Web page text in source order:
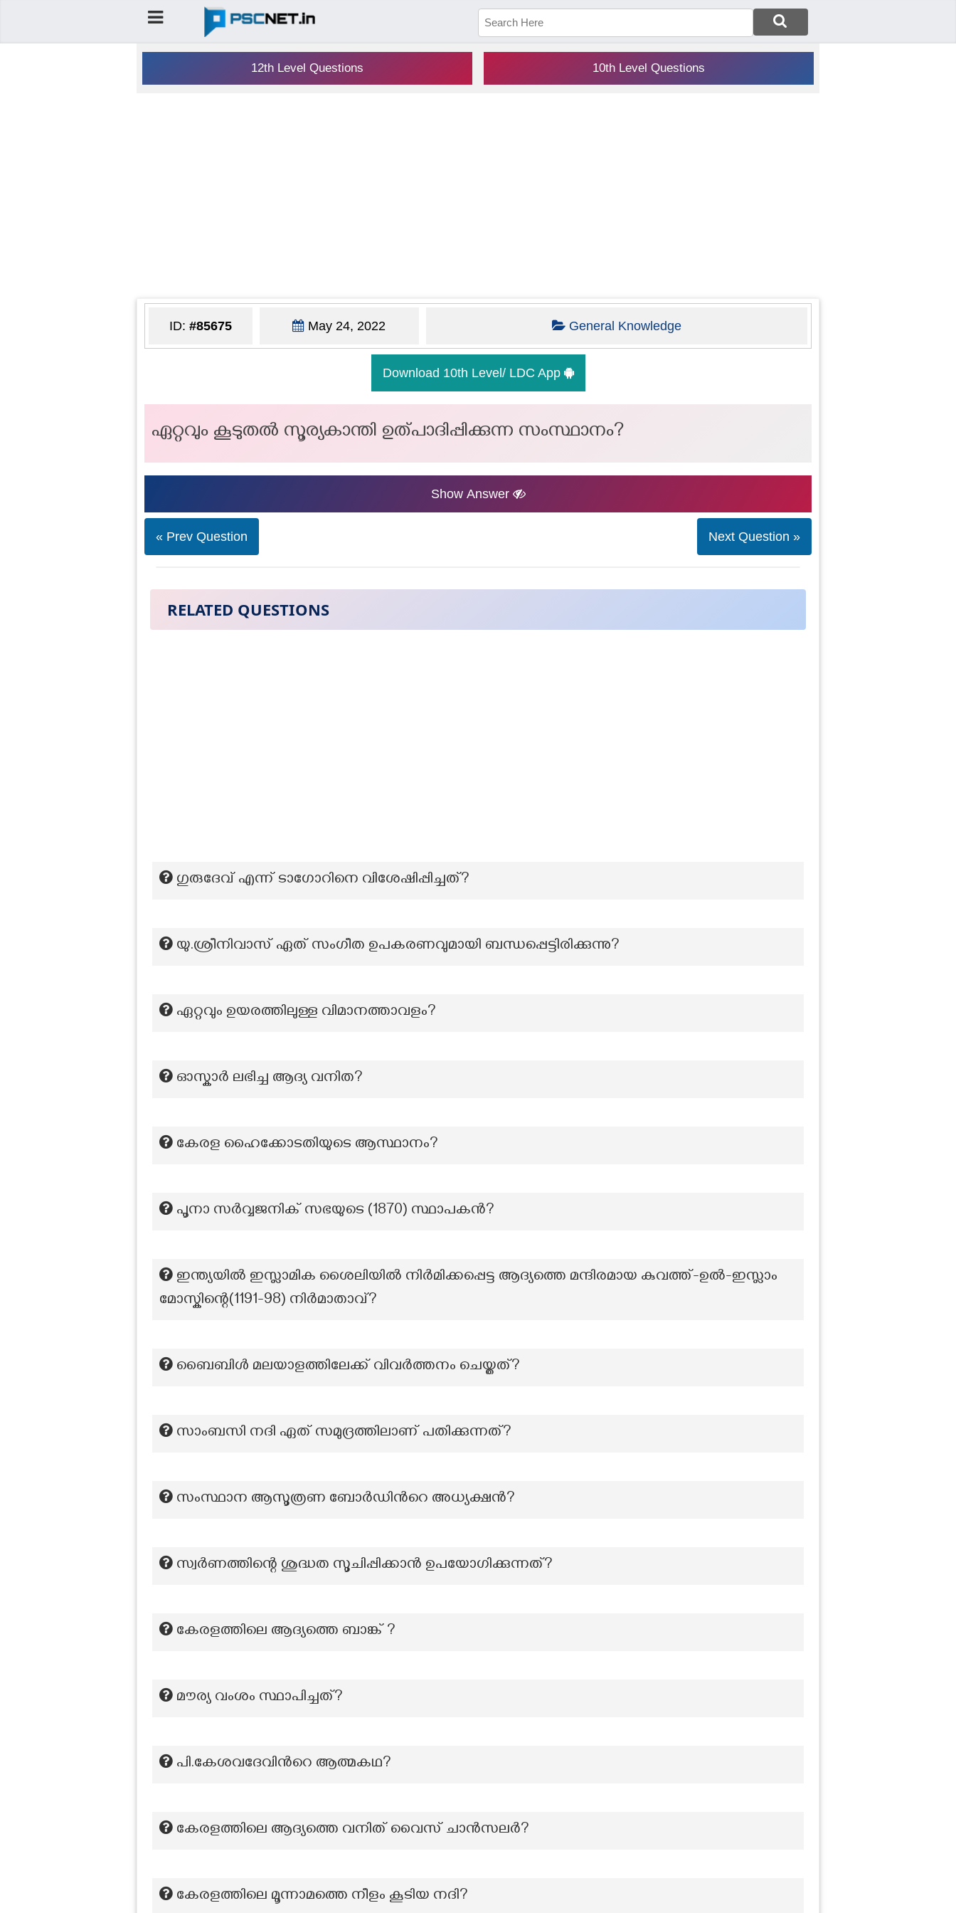
12th Level Questions 10th Level Questions
ID: #85675 May 24, 2022 General Knowledge
Download 10th Level/ LDC App
ഏറ്റവും കൂടുതൽ സൂര്യകാന്തി ഉത്പാദിപ്പിക്കുന്ന സംസ്ഥാനം?
Show Answer
« Prev Question Next Question »
RELATED QUESTIONS
ഗുരുദേവ് എന്ന് ടാഗോറിനെ വിശേഷിപ്പിച്ചത്?
യു.ശ്രീനിവാസ് ഏത് സംഗീത ഉപകരണവുമായി ബന്ധപ്പെട്ടിരിക്കുന്നു?
ഏറ്റവും ഉയരത്തിലുള്ള വിമാനത്താവളം?
ഓസ്കാർ ലഭിച്ച ആദ്യ വനിത?
കേരള ഹൈക്കോടതിയുടെ ആസ്ഥാനം?
പൂനാ സർവ്വജനിക് സഭയുടെ (1870) സ്ഥാപകന്‍?
ഇന്ത്യയിൽ ഇസ്ലാമിക ശൈലിയിൽ നിർമിക്കപ്പെട്ട ആദ്യത്തെ മന്ദിരമായ കുവത്ത്-ഉൽ-ഇസ്ലാം
മോസ്കിന്റെ(1191-98) നിർമാതാവ്?
ബൈബിള്‍‌ മലയാളത്തിലേക്ക് വിവര്‍ത്തനം ചെയ്തത്?
സാംബസി നദി ഏത് സമുദ്രത്തിലാണ് പതിക്കുന്നത്?
സംസ്ഥാന ആസൂത്രണ ബോർഡിൻറെ അധ്യക്ഷൻ?
സ്വർണത്തിന്റെ ശുദ്ധത സൂചിപ്പിക്കാൻ ഉപയോഗിക്കുന്നത്?
കേരളത്തിലെ ആദ്യത്തെ ബാങ്ക് ?
മൗര്യ വംശം സ്ഥാപിച്ചത്?
പി.കേശവദേവിന്‍റെ ആത്മകഥ?
കേരളത്തിലെ ആദ്യത്തെ വനിത് വൈസ് ചാന്‍സലര്‍?
കേരളത്തിലെ മൂന്നാമത്തെ നീളം കൂടിയ നദി?